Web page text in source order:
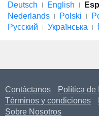
Deutsch English
Nederlands
Polski
Русский
Українська
Contáctanos
Política de
Términos y condiciones
Sobre Nosotros